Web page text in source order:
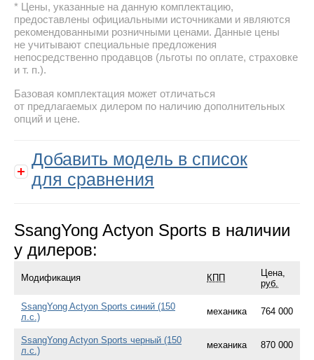
Цены, указанные на данную комплектацию,
предоставлены официальными источниками и являются
рекомендованными розничными ценами. Данные цены
не учитывают специальные предложения
непосредственно продавцов (льготы по оплате, страховке
и т. п.).
Базовая комплектация может отличаться
от предлагаемых дилером по наличию дополнительных
опций и цене.
Добавить модель в список
для сравнения
SsangYong Actyon Sports в наличии
у дилеров:
Модификация КПП
Цена,
руб.
SsangYong Actyon Sports синий (150
л.с.)
механика 764 000
SsangYong Actyon Sports черный (150
л.с.)
механика 870 000